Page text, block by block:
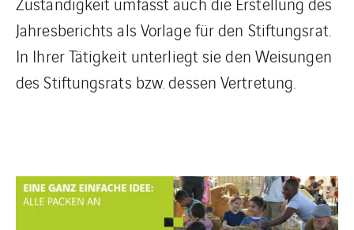
Jahresberichts als Vorlage für den Stiftungsrat.
In Ihrer Tätigkeit unterliegt sie den Weisungen
des Stiftungsrats bzw. dessen Vertretung.